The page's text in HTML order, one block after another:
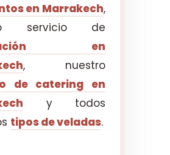
en Marrakech,
servicio de
en
, nuestro
de catering en
y todos
tipos de veladas.